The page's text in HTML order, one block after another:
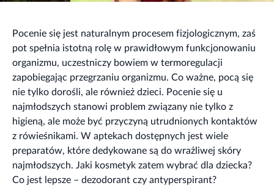
Pocenie się jest naturalnym procesem fizjologicznym, zaś
pot spełnia istotną rolę w prawidłowym funkcjonowaniu
organizmu, uczestniczy bowiem w termoregulacji
zapobiegając przegrzaniu organizmu. Co ważne, pocą się
nie tylko dorośli, ale również dzieci. Pocenie się u
najmłodszych stanowi problem związany nie tylko z
higieną, ale może być przyczyną utrudnionych kontaktów
z rówieśnikami. W aptekach dostępnych jest wiele
preparatów, które dedykowane są do wrażliwej skóry
najmłodszych. Jaki kosmetyk zatem wybrać dla dziecka?
Co jest lepsze – dezodorant czy antyperspirant?